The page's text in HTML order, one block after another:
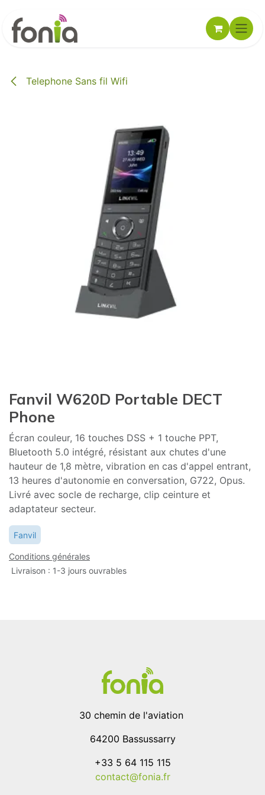
Telephone Sans fil Wifi
Fanvil W620D Portable DECT
Phone
Écran couleur, 16 touches DSS + 1 touche PPT,
Bluetooth 5.0 intégré, résistant aux chutes d'une
hauteur de 1,8 mètre, vibration en cas d'appel entrant,
13 heures d'autonomie en conversation, G722, Opus.
Livré avec socle de recharge, clip ceinture et
adaptateur secteur.
Fanvil
Conditions générales
Livraison : 1-3 jours ouvrables
30 chemin de l'aviation
64200 Bassussarry
+33 5 64 115 115
contact@fonia.fr